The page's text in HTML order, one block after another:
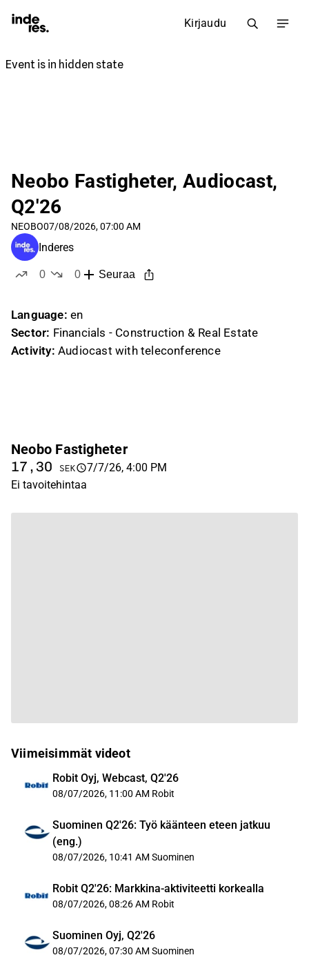
Kirjaudu
Neobo Fastigheter, Audiocast,
Q2'26
NEOBO07/08/2026, 07:00 AM
Inderes
0
0
Seuraa
Language: en
Sector: Financials - Construction & Real Estate
Activity: Audiocast with teleconference
Neobo Fastigheter
17,30 SEK
7/7/26, 4:00 PM
Ei tavoitehintaa
Viimeisimmät videot
Robit Oyj, Webcast, Q2'26
08/07/2026, 11:00 AM Robit
Suominen Q2'26: Työ käänteen eteen jatkuu
(eng.)
08/07/2026, 10:41 AM Suominen
Robit Q2'26: Markkina-aktiviteetti korkealla
08/07/2026, 08:26 AM Robit
Suominen Oyj, Q2'26
08/07/2026, 07:30 AM Suominen